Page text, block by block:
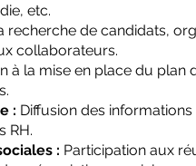
etc.
recherche de candidats,
collaborateurs.
à la mise en place du plan
: Diffusion des
RH.
: Participation aux